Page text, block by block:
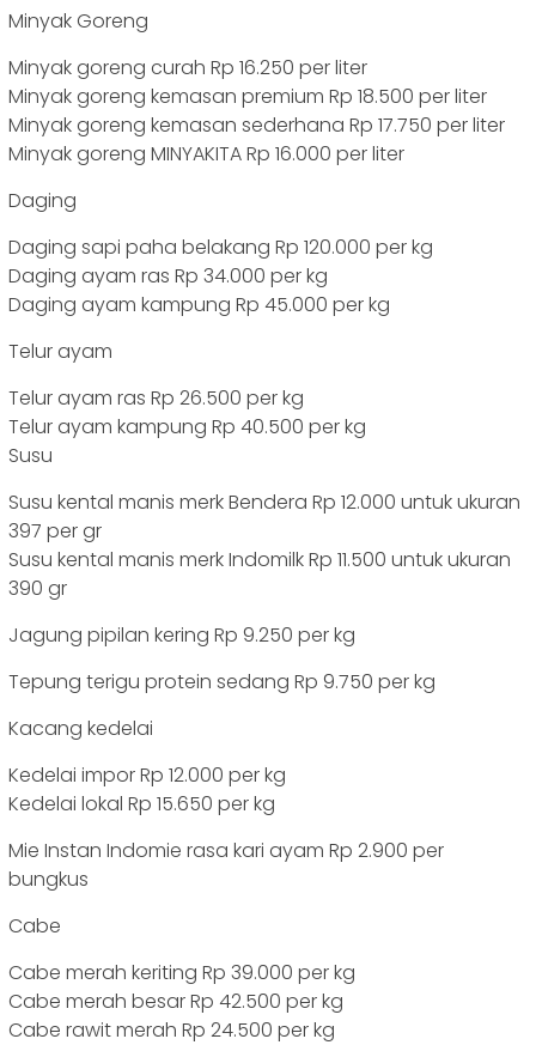
Minyak Goreng
Minyak goreng curah Rp 16.250 per liter
Minyak goreng kemasan premium Rp 18.500 per liter
Minyak goreng kemasan sederhana Rp 17.750 per liter
Minyak goreng MINYAKITA Rp 16.000 per liter
Daging
Daging sapi paha belakang Rp 120.000 per kg
Daging ayam ras Rp 34.000 per kg
Daging ayam kampung Rp 45.000 per kg
Telur ayam
Telur ayam ras Rp 26.500 per kg
Telur ayam kampung Rp 40.500 per kg
Susu
Susu kental manis merk Bendera Rp 12.000 untuk ukuran
397 per gr
Susu kental manis merk Indomilk Rp 11.500 untuk ukuran
390 gr
Jagung pipilan kering Rp 9.250 per kg
Tepung terigu protein sedang Rp 9.750 per kg
Kacang kedelai
Kedelai impor Rp 12.000 per kg
Kedelai lokal Rp 15.650 per kg
Mie Instan Indomie rasa kari ayam Rp 2.900 per
bungkus
Cabe
Cabe merah keriting Rp 39.000 per kg
Cabe merah besar Rp 42.500 per kg
Cabe rawit merah Rp 24.500 per kg